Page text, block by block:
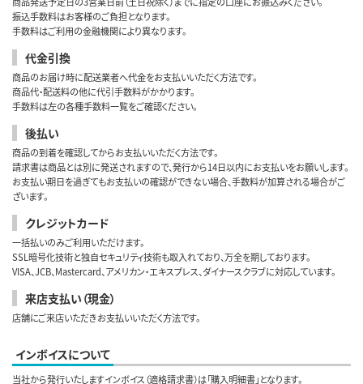
振込手数料はお客様のご負担となります。
手数料はご利用の金融機関により異なります。
代金引換
商品のお届け時に配送業者へ代金をお支払いいただく方法です。
商品代・配送料の他に代引手数料がかかります。
手数料は左の各種手数料一覧をご確認ください。
後払い
商品の到着を確認してからお支払いいただく方法です。
請求書は商品とは別に発送されますので、発行から14日以内にお支払いをお願いします。
お支払い期日を過ぎてもお支払いの確認ができない場合、手数料が加算される場合がご
ざいます。
クレジットカード
一括払いのみご利用いただけます。
SSL暗号化技術と独自セキュリティ技術も取入れており、万全を期しております。
VISA、JCB、Mastercard、アメリカン・エキスプレス、ダイナースクラブに対応しています。
来店支払い（現金）
店舗にご来店いただきお支払いいただく方法です。
インボイスについて
当社から発行いたしますインボイス（適格請求書）は「購入明細書」となります。